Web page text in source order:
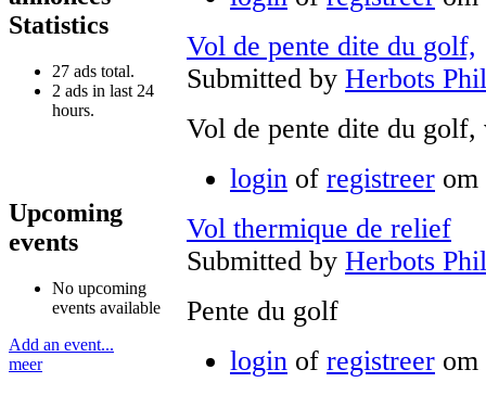
Statistics
27 ads total.
2 ads in last 24
hours.
Upcoming
events
No upcoming
events available
Add an event...
meer
Vol de pente dite du golf,
Submitted by Herbots
Vol de pente dite du golf,
login of registreer om
Vol thermique de relief
Submitted by Herbots
Pente du golf
login of registreer om